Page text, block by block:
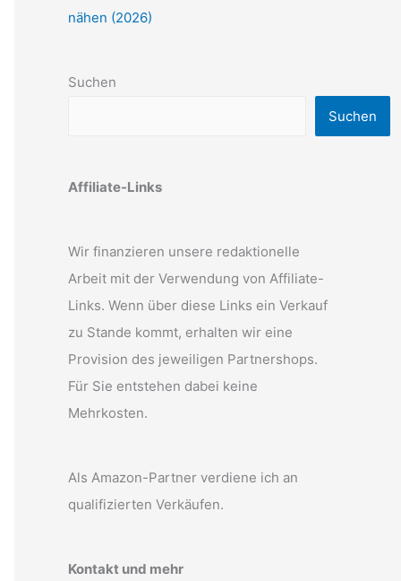
nähen (2026)
Suchen
Suchen
Affiliate-Links
Wir finanzieren unsere redaktionelle
Arbeit mit der Verwendung von Affiliate-
Links. Wenn über diese Links ein Verkauf
zu Stande kommt, erhalten wir eine
Provision des jeweiligen Partnershops.
Für Sie entstehen dabei keine
Mehrkosten.
Als Amazon-Partner verdiene ich an
qualifizierten Verkäufen.
Kontakt und mehr